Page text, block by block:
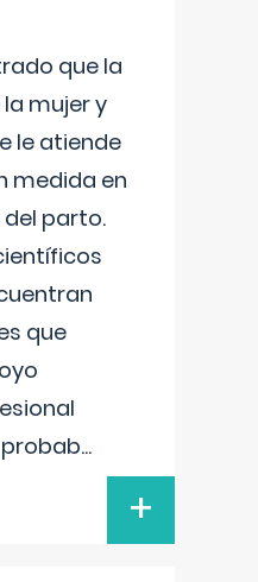
que la
mujer y
le atiende
medida en
del parto.
que
...
+